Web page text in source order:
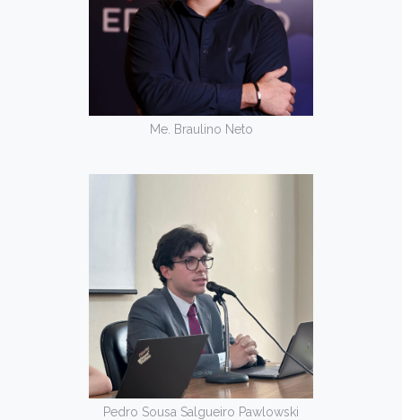
Me. Braulino Neto
Pedro Sousa Salgueiro Pawlowski